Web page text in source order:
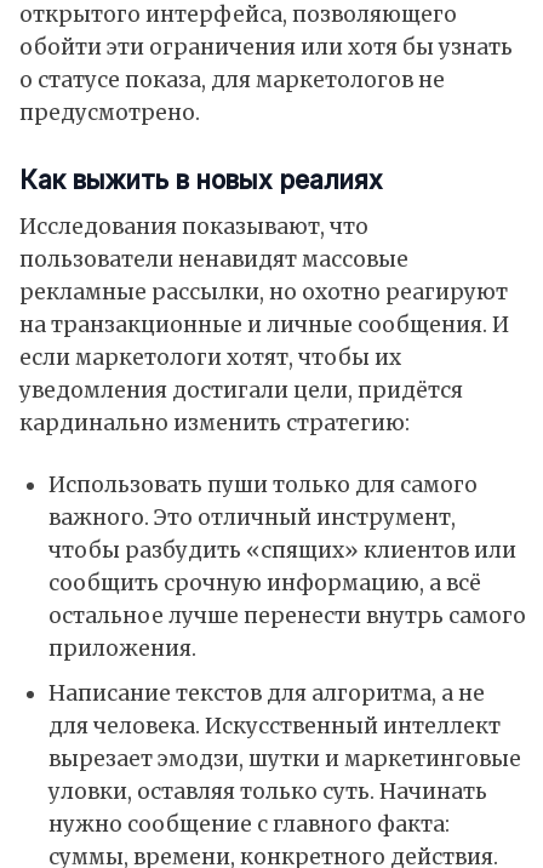
открытого интерфейса, позволяющего
обойти эти ограничения или хотя бы узнать
о статусе показа, для маркетологов не
предусмотрено.
Как выжить в новых реалиях
Исследования показывают, что
пользователи ненавидят массовые
рекламные рассылки, но охотно реагируют
на транзакционные и личные сообщения. И
если маркетологи хотят, чтобы их
уведомления достигали цели, придётся
кардинально изменить стратегию:
Использовать пуши только для самого
важного. Это отличный инструмент,
чтобы разбудить «спящих» клиентов или
сообщить срочную информацию, а всё
остальное лучше перенести внутрь самого
приложения.
Написание текстов для алгоритма, а не
для человека. Искусственный интеллект
вырезает эмодзи, шутки и маркетинговые
уловки, оставляя только суть. Начинать
нужно сообщение с главного факта:
суммы, времени, конкретного действия.